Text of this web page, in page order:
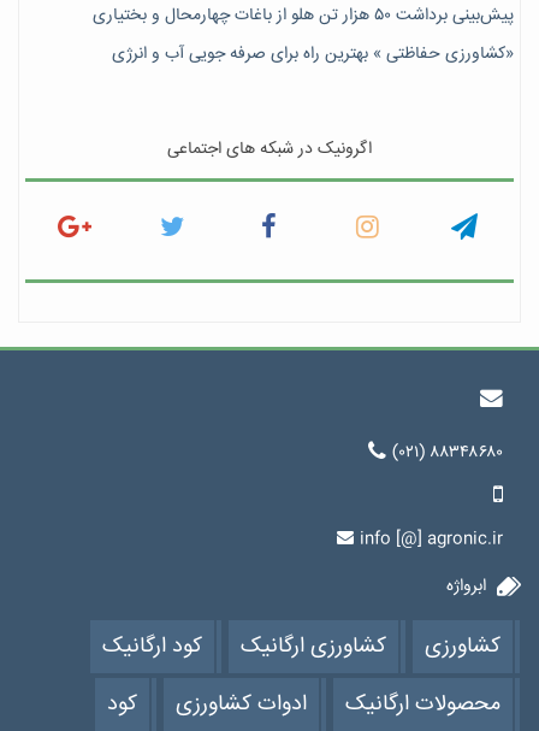
پیش‎‌بینی برداشت ۵۰ هزار تن هلو از باغات چهارمحال و بختیاری
«کشاورزی حفاظتی » بهترین راه برای صرفه جویی آب و انرژی
اگرونیک در شبکه های اجتماعی
(۰۲۱) ۸۸۳۴۸۶۸۰
info [@] agronic.ir
ابرواژه
کشاورزی کشاورزی ارگانیک
کود ارگانیک
محصولات ارگانیک
ادوات کشاورزی کود